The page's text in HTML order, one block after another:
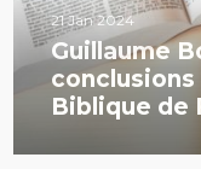
21 Jan 2024
Guillaume
conclusions
Biblique de